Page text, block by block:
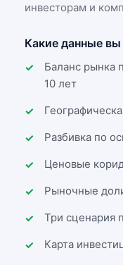
инвесторам и
Какие данные вы
Баланс рынка
10 лет
Разбивка по
Ценовые
Рыночные
Три сценария
Карта